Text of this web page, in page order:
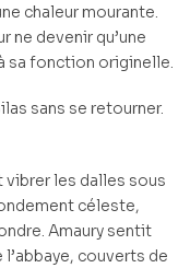
chaleur mourante.
ne devenir qu’une
sa fonction originelle.
sans se retourner.
vibrer les dalles sous
céleste,
Amaury sentit
l’abbaye, couverts de